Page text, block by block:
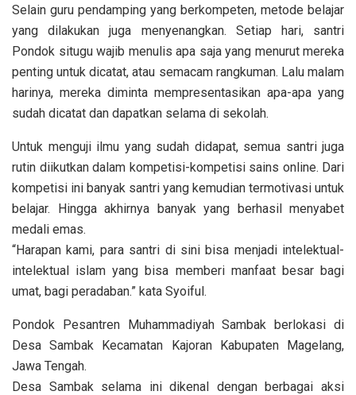
Selain guru pendamping yang berkompeten, metode belajar
yang dilakukan juga menyenangkan. Setiap hari, santri
Pondok situgu wajib menulis apa saja yang menurut mereka
penting untuk dicatat, atau semacam rangkuman. Lalu malam
harinya, mereka diminta mempresentasikan apa-apa yang
sudah dicatat dan dapatkan selama di sekolah.
Untuk menguji ilmu yang sudah didapat, semua santri juga
rutin diikutkan dalam kompetisi-kompetisi sains online. Dari
kompetisi ini banyak santri yang kemudian termotivasi untuk
belajar. Hingga akhirnya banyak yang berhasil menyabet
medali emas.
“Harapan kami, para santri di sini bisa menjadi intelektual-
intelektual islam yang bisa memberi manfaat besar bagi
umat, bagi peradaban.” kata Syoiful.
Pondok Pesantren Muhammadiyah Sambak berlokasi di
Desa Sambak Kecamatan Kajoran Kabupaten Magelang,
Jawa Tengah.
Desa Sambak selama ini dikenal dengan berbagai aksi